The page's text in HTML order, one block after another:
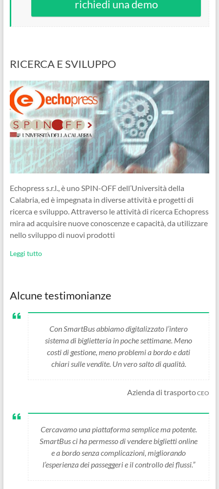
richiedi una demo
RICERCA E SVILUPPO
Echopress s.r.l., è uno SPIN-OFF dell’Università della
Calabria, ed è impegnata in diverse attività e progetti di
ricerca e sviluppo. Attraverso le attività di ricerca Echopress
mira ad acquisire nuove conoscenze e capacità, da utilizzare
nello sviluppo di nuovi prodotti
Leggi tutto
Alcune testimonianze
Con SmartBus abbiamo digitalizzato l’intero
sistema di biglietteria in poche settimane. Meno
costi di gestione, meno problemi a bordo e dati
chiari sulle vendite. Un vero salto di qualità.
Azienda di trasportoCEO
Cercavamo una piattaforma semplice ma potente.
SmartBus ci ha permesso di vendere biglietti online
e a bordo senza complicazioni, migliorando
l’esperienza dei passeggeri e il controllo dei flussi.”